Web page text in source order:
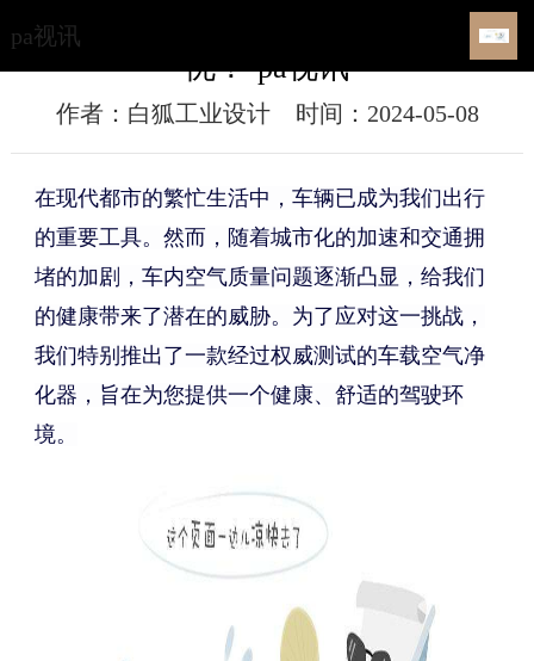
pa视讯
权威测试，这款净化器让你呼吸无
忧！-pa视讯
作者：白狐工业设计 时间：2024-05-08
在现代都市的繁忙生活中，车辆已成为我们出行
的重要工具。然而，随着城市化的加速和交通拥
堵的加剧，车内空气质量问题逐渐凸显，给我们
的健康带来了潜在的威胁。为了应对这一挑战，
我们特别推出了一款经过权威测试的车载空气净
化器，旨在为您提供一个健康、舒适的驾驶环
境。